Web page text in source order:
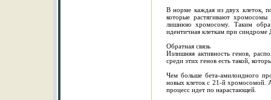
В норме каждая из двух клеток,
которые растягивают
лишнюю хромосому. Таким
идентичная клеткам при синдроме
Обратная связь
Излишняя активность генов,
среди этих генов есть такой,
Чем больше бета-амилоидного
новых клеток с 21-й хромосомой.
процесс идет по нарастающей.